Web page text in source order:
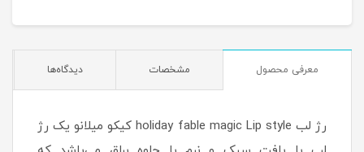
معرفی محصول مشخصات دیدگاه‌ها
رژ لب holiday fable magic Lip style کیکو میلانو یک رژ